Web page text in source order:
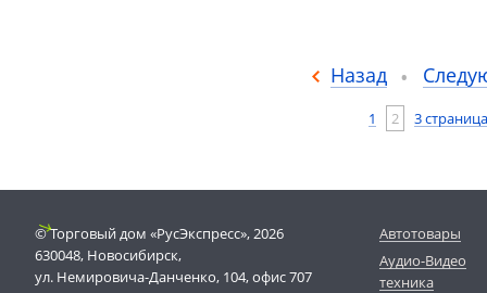
Назад
1 2 3
© Торговый дом «РусЭкспресс», 2026
630048, Новосибирск,
ул. Немировича-Данченко, 104, офис 707
Автотовары
Аудио-Видео
техника